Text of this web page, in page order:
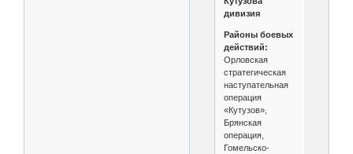
дивизия
Районы боевых
действий:
Орловская
стратегическая
наступательная
операция
«Кутузов»,
Брянская
операция,
Гомельско-